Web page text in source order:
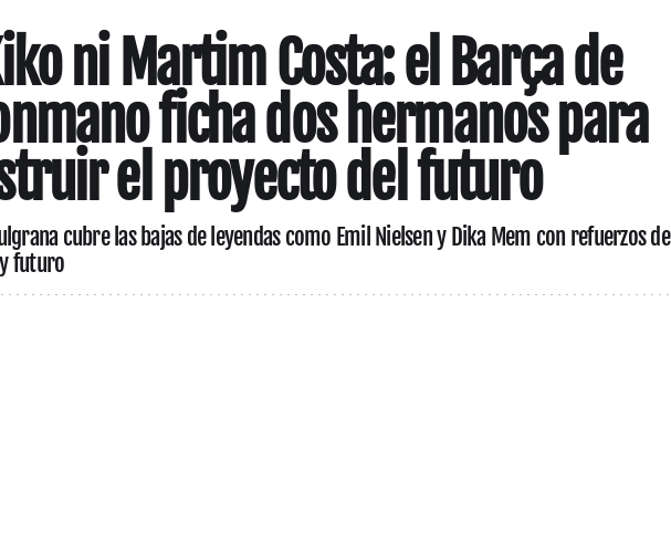
ni Martim Costa: el Barça de
ficha dos hermanos para
el proyecto del futuro
cubre las bajas de leyendas como Emil Nielsen y Dika Mem con refuerzos de
futuro